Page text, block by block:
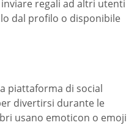
regali ad altri utenti
dal profilo o disponibile
piattaforma di social
divertirsi durante le
usano emoticon o emoji